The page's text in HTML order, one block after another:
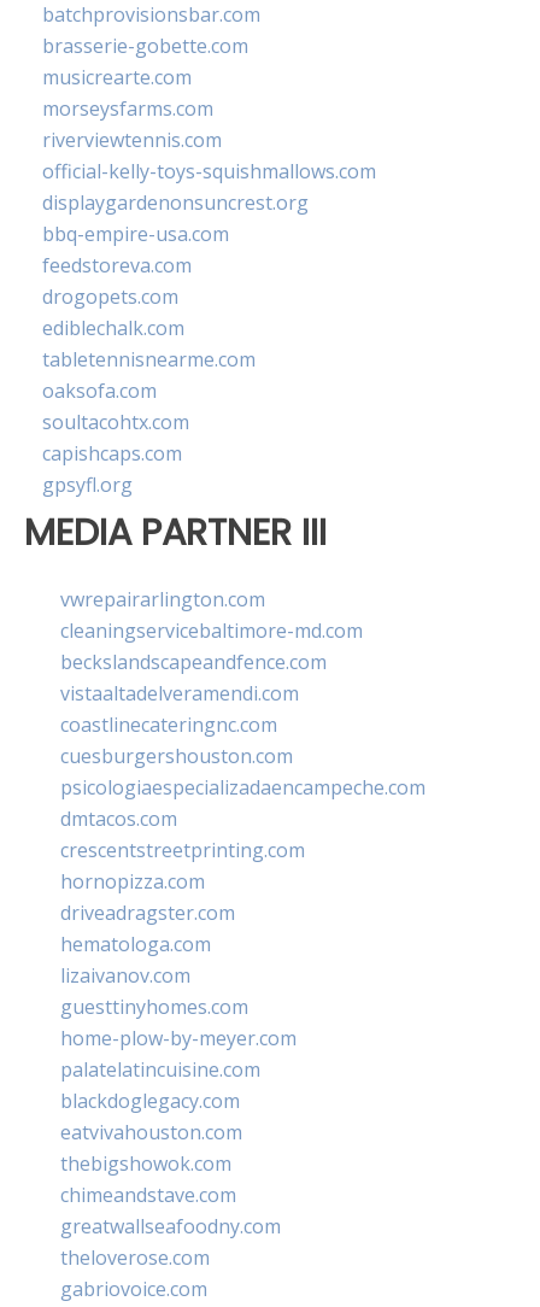
batchprovisionsbar.com
brasserie-gobette.com
musicrearte.com
morseysfarms.com
riverviewtennis.com
official-kelly-toys-squishmallows.com
displaygardenonsuncrest.org
bbq-empire-usa.com
feedstoreva.com
drogopets.com
ediblechalk.com
tabletennisnearme.com
oaksofa.com
soultacohtx.com
capishcaps.com
gpsyfl.org
MEDIA PARTNER III
vwrepairarlington.com
cleaningservicebaltimore-md.com
beckslandscapeandfence.com
vistaaltadelveramendi.com
coastlinecateringnc.com
cuesburgershouston.com
psicologiaespecializadaencampeche.com
dmtacos.com
crescentstreetprinting.com
hornopizza.com
driveadragster.com
hematologa.com
lizaivanov.com
guesttinyhomes.com
home-plow-by-meyer.com
palatelatincuisine.com
blackdoglegacy.com
eatvivahouston.com
thebigshowok.com
chimeandstave.com
greatwallseafoodny.com
theloverose.com
gabriovoice.com